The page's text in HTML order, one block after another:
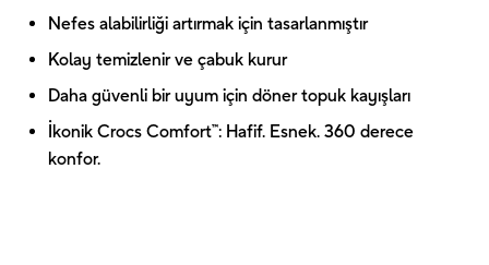
Nefes alabilirliği artırmak için tasarlanmıştır
Kolay temizlenir ve çabuk kurur
Daha güvenli bir uyum için döner topuk kayışları
İkonik Crocs Comfort™: Hafif. Esnek. 360 derece
konfor.